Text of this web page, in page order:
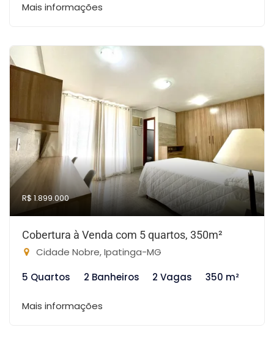
Mais informações
R$ 1.899.000
Cobertura à Venda com 5 quartos, 350m²
Cidade Nobre, Ipatinga-MG
5 Quartos
2 Banheiros 2 Vagas 350 m²
Mais informações